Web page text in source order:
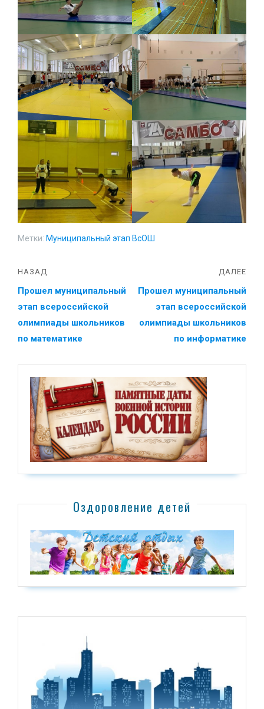
Метки: Муниципальный этап ВсОШ
НАЗАД
Прошел муниципальный
этап всероссийской
олимпиады школьников
по математике
ДАЛЕЕ
Прошел муниципальный
этап всероссийской
олимпиады школьников
по информатике
Оздоровление детей